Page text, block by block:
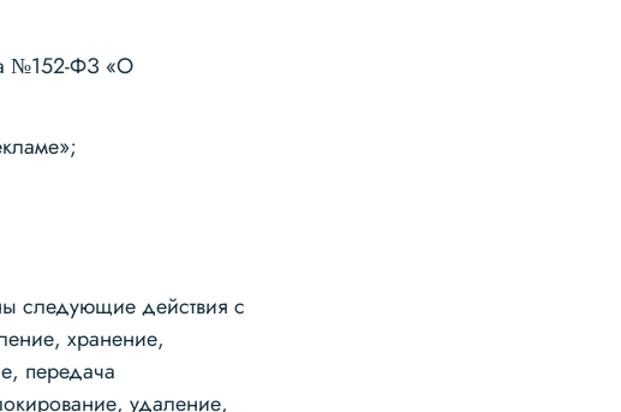
№152-ФЗ «О
следующие действия с
хранение,
передача
удаление,